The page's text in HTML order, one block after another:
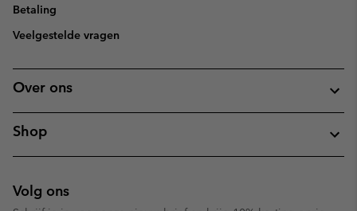
Betaling
Veelgestelde vragen
Over ons
Shop
Volg ons